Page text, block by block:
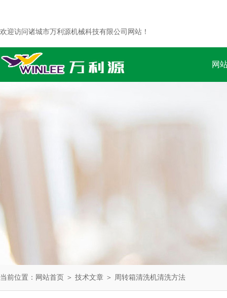
欢迎访问诸城市万利源机械科技有限公司网站！
网
当前位置： 网站首页 ＞ 技术文章 ＞ 周转箱清洗机清洗方法